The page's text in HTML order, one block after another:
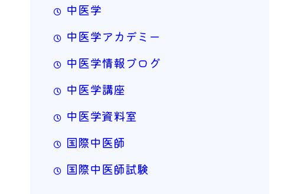
中医学
中医学アカデミー
中医学情報ブログ
中医学講座
中医学資料室
国際中医師
国際中医師試験